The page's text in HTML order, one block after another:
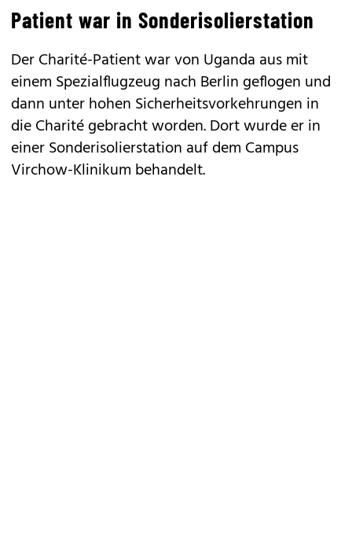
Patient war in Sonderisolierstation
Der Charité-Patient war von Uganda aus mit
einem Spezialflugzeug nach Berlin geflogen und
dann unter hohen Sicherheitsvorkehrungen in
die Charité gebracht worden. Dort wurde er in
einer Sonderisolierstation auf dem Campus
Virchow-Klinikum behandelt.